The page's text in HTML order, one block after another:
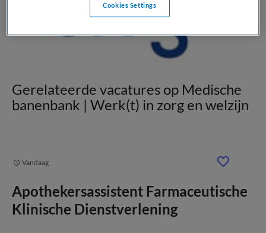
Gerelateerde vacatures op Medische
banenbank | Werk(t) in zorg en welzijn
Vandaag
Apothekersassistent Farmaceutische
Klinische Dienstverlening
Cookies Settings